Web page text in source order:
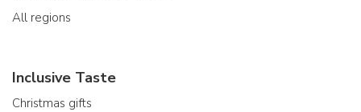
All regions
Inclusive Taste
Christmas gifts